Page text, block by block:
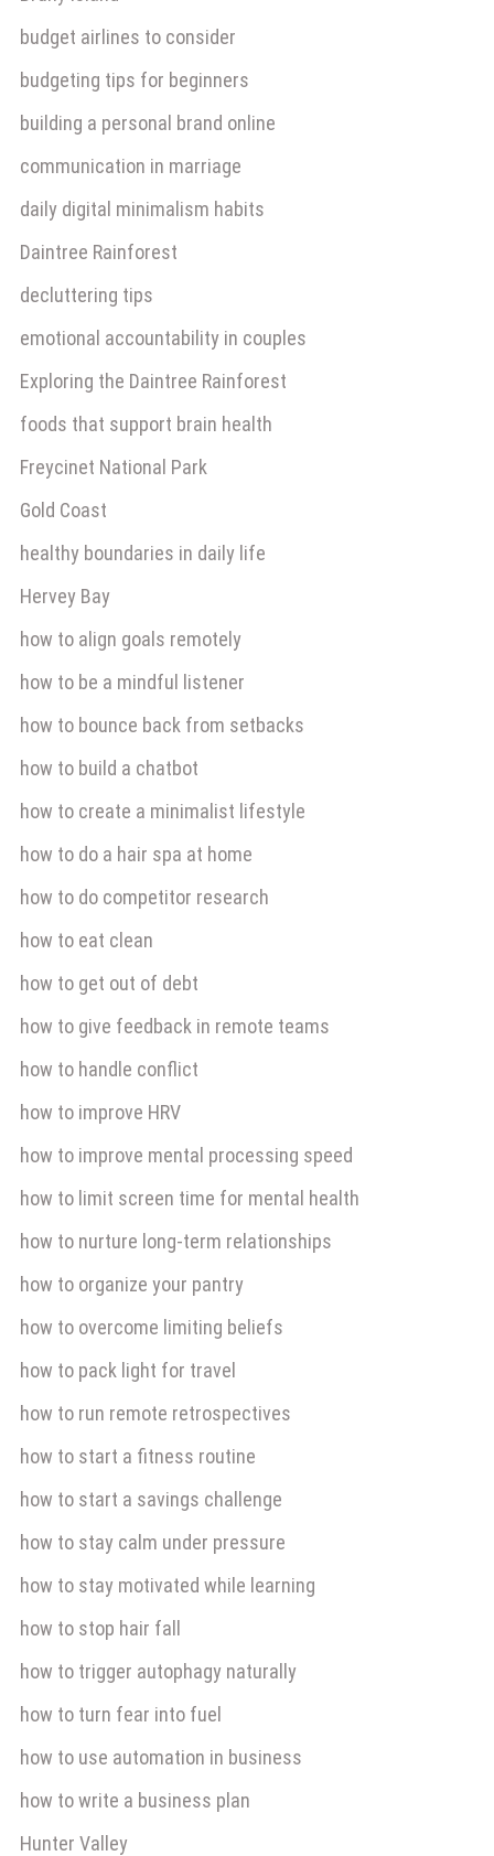
budget airlines to consider
budgeting tips for beginners
building a personal brand online
communication in marriage
daily digital minimalism habits
Daintree Rainforest
decluttering tips
emotional accountability in couples
Exploring the Daintree Rainforest
foods that support brain health
Freycinet National Park
Gold Coast
healthy boundaries in daily life
Hervey Bay
how to align goals remotely
how to be a mindful listener
how to bounce back from setbacks
how to build a chatbot
how to create a minimalist lifestyle
how to do a hair spa at home
how to do competitor research
how to eat clean
how to get out of debt
how to give feedback in remote teams
how to handle conflict
how to improve HRV
how to improve mental processing speed
how to limit screen time for mental health
how to nurture long-term relationships
how to organize your pantry
how to overcome limiting beliefs
how to pack light for travel
how to run remote retrospectives
how to start a fitness routine
how to start a savings challenge
how to stay calm under pressure
how to stay motivated while learning
how to stop hair fall
how to trigger autophagy naturally
how to turn fear into fuel
how to use automation in business
how to write a business plan
Hunter Valley